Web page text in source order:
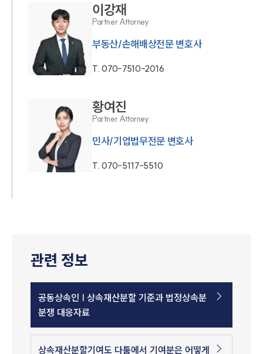
이강재
Partner Attorney
부동산/손해배상전문 변호사
T.070-7510-2016
황여진
Partner Attorney
민사/기업법무전문 변호사
T.070-5117-5510
관련 정보
공동상속인 | 상속재산분할 기준과 법정상속분
분쟁 대응자료
상속재산분할기여도 다툼에서 기여분은 어떻게